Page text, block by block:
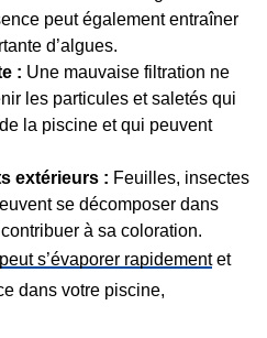
peut également entraîner
d’algues.
: Une mauvaise filtration ne
les particules et saletés qui
la piscine et qui peuvent
extérieurs : Feuilles, insectes
se décomposer dans
à sa coloration.
s’évaporer rapidementet
dans votre piscine,